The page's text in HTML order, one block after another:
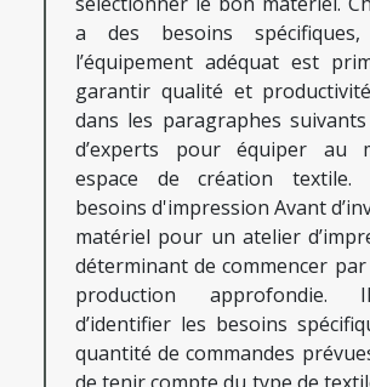
a des besoins
l’équipement adéquat est
garantir qualité et
dans les paragraphes
d’experts pour équiper au
espace de création textile.
besoins d'impression Avant
matériel pour un atelier
déterminant de commencer
production approfondie.
d’identifier les besoins
quantité de commandes